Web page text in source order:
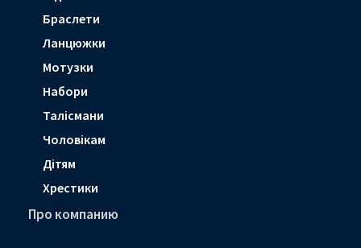
Браслети
Ланцюжки
Мотузки
Набори
Талісмани
Чоловікам
Дітям
Хрестики
Про компанию